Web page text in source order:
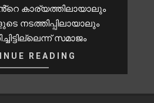
കാര്യത്തിലായാലും
നടത്തിപ്പിലായാലും
സമാജം
READING